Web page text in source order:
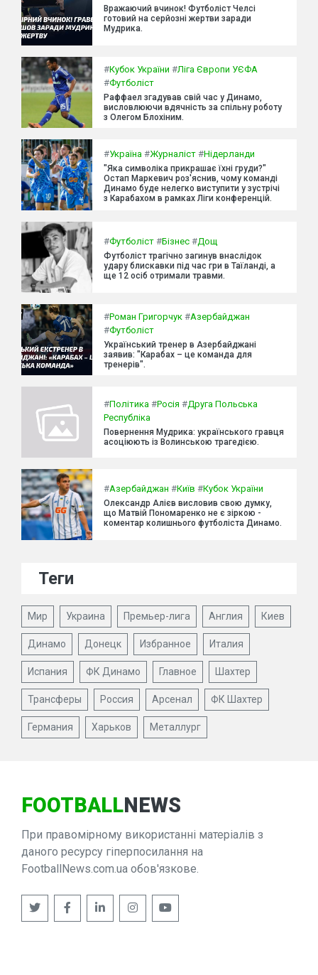
Вражаючий вчинок! Футболіст Челсі
готовий на серйозні жертви заради
Мудрика.
#Кубок України #Ліга Європи УЄФА
#Футболіст
Раффаел згадував свій час у Динамо,
висловлюючи вдячність за спільну роботу
з Олегом Блохіним.
#Україна #Журналіст #Нідерланди
"Яка символіка прикрашає їхні груди?"
Остап Маркевич роз'яснив, чому команді
Динамо буде нелегко виступити у зустрічі
з Карабахом в рамках Ліги конференцій.
#Футболіст #Бізнес #Дощ
Футболіст трагічно загинув внаслідок
удару блискавки під час гри в Таїланді, а
ще 12 осіб отримали травми.
#Роман Григорчук #Азербайджан
#Футболіст
Український тренер в Азербайджані
заявив: "Карабах – це команда для
тренерів".
#Політика #Росія #Друга Польська
Республіка
Повернення Мудрика: українського гравця
асоціюють із Волинською трагедією.
#Азербайджан #Київ #Кубок України
Олександр Алієв висловив свою думку,
що Матвій Пономаренко не є зіркою -
коментар колишнього футболіста Динамо.
Теги
Мир Украина Премьер-лига Англия Киев
Динамо Донецк Избранное Италия
Испания ФК Динамо Главное Шахтер
Трансферы Россия Арсенал ФК Шахтер
Германия Харьков Металлург
FOOTBALLNEWS
При правомірному використанні матеріалів з
даного ресурсу гіперпосилання на
FootballNews.com.ua обов'язкове.